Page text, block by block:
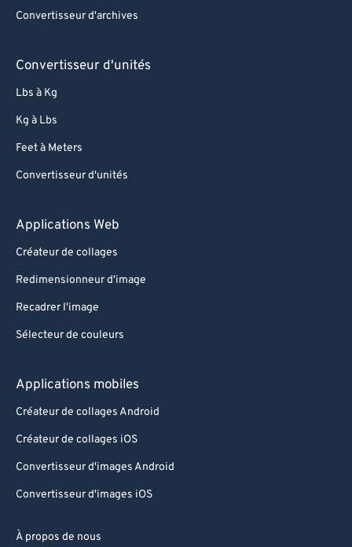
Convertisseur d'archives
Convertisseur d'unités
Lbs à Kg
Kg à Lbs
Feet à Meters
Convertisseur d'unités
Applications Web
Créateur de collages
Redimensionneur d'image
Recadrer l'image
Sélecteur de couleurs
Applications mobiles
Créateur de collages Android
Créateur de collages iOS
Convertisseur d'images Android
Convertisseur d'images iOS
À propos de nous